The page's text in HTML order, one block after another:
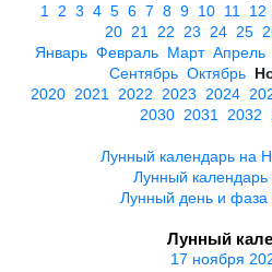
1
2 3 4 5 6 7 8 9 10 11 12
20 21 22 23 24 25
Январь Февраль Март Апрель
Сентябрь Октябрь
2020 2021 2022 2023 2024
2030 2031 2032
Лунный календарь на
Лунный календарь
Лунный день и фаза
Лунный
17 ноября